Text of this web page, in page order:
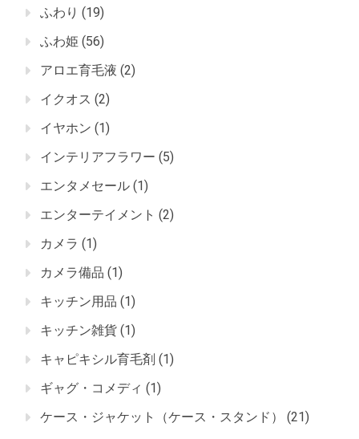
ふわり (19)
ふわ姫 (56)
アロエ育毛液 (2)
イクオス (2)
イヤホン (1)
インテリアフラワー (5)
エンタメセール (1)
エンターテイメント (2)
カメラ (1)
カメラ備品 (1)
キッチン用品 (1)
キッチン雑貨 (1)
キャピキシル育毛剤 (1)
ギャグ・コメディ (1)
ケース・ジャケット（ケース・スタンド）
(21)